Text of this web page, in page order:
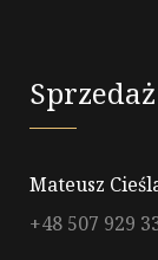
Mateusz
+48 507 929